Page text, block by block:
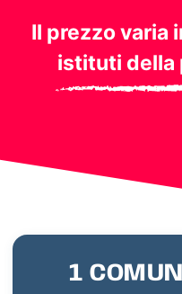
Il prezzo varia
istituti della
1